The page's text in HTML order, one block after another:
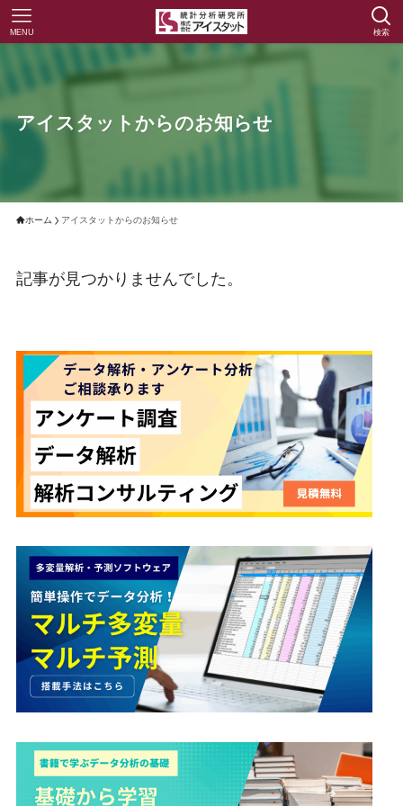
検索
MENU
アイスタットからのお知らせ
ホーム アイスタットからのお知らせ
記事が見つかりませんでした。